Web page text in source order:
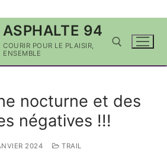
ASPHALTE 94
COURIR POUR LE PLAISIR,
ENSEMBLE
nocturne et des
négatives !!!
2024
TRAIL